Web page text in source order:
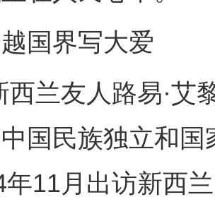
界写大爱
兰友人路易·艾
国民族独立和国
11月出访新西